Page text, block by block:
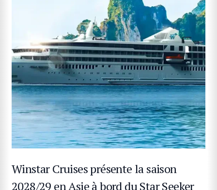
Winstar Cruises présente la saison
2028/29 en Asie à bord du Star Seeker